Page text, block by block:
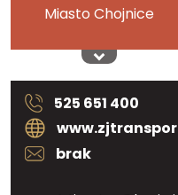
Miasto Chojnice
525 651 400
brak